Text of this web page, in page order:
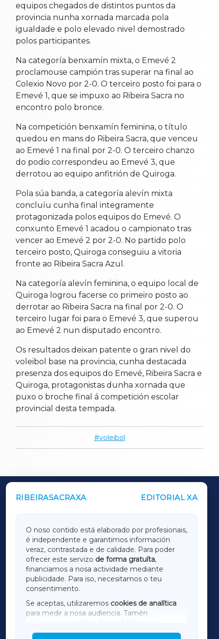
equipos chegados de distintos puntos da
provincia nunha xornada marcada pola
igualdade e polo elevado nivel demostrado
polos participantes.
Na categoría benxamín mixta, o Emevé 2
proclamouse campión tras superar na final ao
Colexio Novo por 2-0. O terceiro posto foi para o
Emevé 1, que se impuxo ao Ribeira Sacra no
encontro polo bronce.
Na competición benxamín feminina, o título
quedou en mans do Ribeira Sacra, que venceu
ao Emevé 1 na final por 2-0. O terceiro chanzo
do podio correspondeu ao Emevé 3, que
derrotou ao equipo anfitrión de Quiroga.
Pola súa banda, a categoría alevín mixta
concluíu cunha final integramente
protagonizada polos equipos do Emevé. O
conxunto Emevé 1 acadou o campionato tras
vencer ao Emevé 2 por 2-0. No partido polo
terceiro posto, Quiroga conseguiu a vitoria
fronte ao Ribeira Sacra Azul.
Na categoría alevín feminina, o equipo local de
Quiroga logrou facerse co primeiro posto ao
derrotar ao Ribeira Sacra na final por 2-0. O
terceiro lugar foi para o Emevé 3, que superou
ao Emevé 2 nun disputado encontro.
Os resultados deixan patente o gran nivel do
voleibol base na provincia, cunha destacada
presenza dos equipos do Emevé, Ribeira Sacra e
Quiroga, protagonistas dunha xornada que
puxo o broche final á competición escolar
provincial desta tempada.
voleibol
RIBEIRASACRAXA EDITORIAL XA
O noso contido está elaborado por profesionais,
é independente e garantimos información
veraz, contrastada e de calidade. Para poder
ofrecer este servizo de forma gratuíta,
financiamos a nosa actividade mediante
publicidade. Para iso, necesitamos o teu
consentimento.
Se aceptas, utilizaremos cookies de analítica
para medir a nosa audiencia. Tamén
utilizaremos
cookies de marketing
mostrar publicidade de terceiros.
OUTROS PERIÓDICOS
LUGOXA
TERRACHAXA
AMARIÑAXA